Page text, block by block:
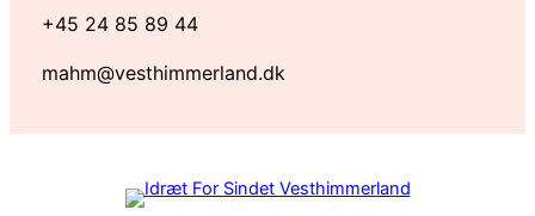
+45 24 85 89 44
mahm@vesthimmerland.dk